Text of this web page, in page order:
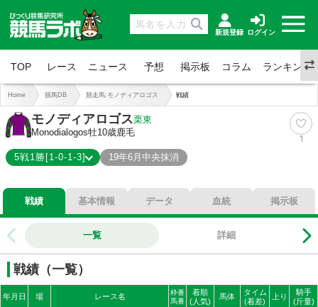
新規登録 ログイン
TOP レース ニュース 予想 掲示板 コラム ランキング
Home 競馬DB 競走馬:モノディアロゴス 戦績
モノディアロゴス栗東
Monodialogos牡10歳鹿毛
1
5戦1勝[1-0-1-3]
19年6月中央抹消
総合成績 1-0-1-3
20%
20%
複勝 40%
戦績 基本情報 データ 血統 掲示板
一覧 詳細
戦績（一覧）
年月日 場 レース名
枠番
馬番
着順
(人気)
馬体
タイム
(着差)
上り
騎手
(斤量)